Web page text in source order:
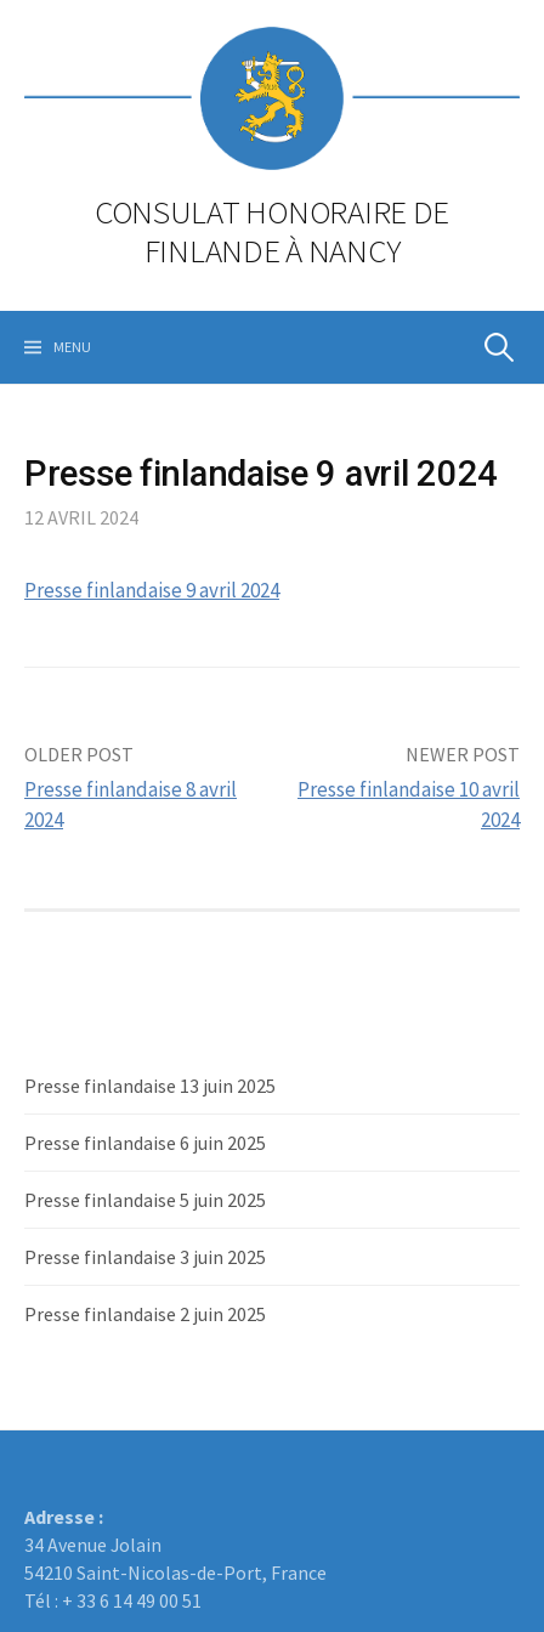
CONSULAT HONORAIRE DE
FINLANDE À NANCY
MENU
Presse finlandaise 9 avril 2024
12 AVRIL 2024
Presse finlandaise 9 avril 2024
Post
navigation
OLDER POST
Presse finlandaise 8 avril
2024
NEWER POST
Presse finlandaise 10 avril
2024
Presse finlandaise 13 juin 2025
Presse finlandaise 6 juin 2025
Presse finlandaise 5 juin 2025
Presse finlandaise 3 juin 2025
Presse finlandaise 2 juin 2025
Adresse :
34 Avenue Jolain
54210 Saint-Nicolas-de-Port, France
Tél : + 33 6 14 49 00 51